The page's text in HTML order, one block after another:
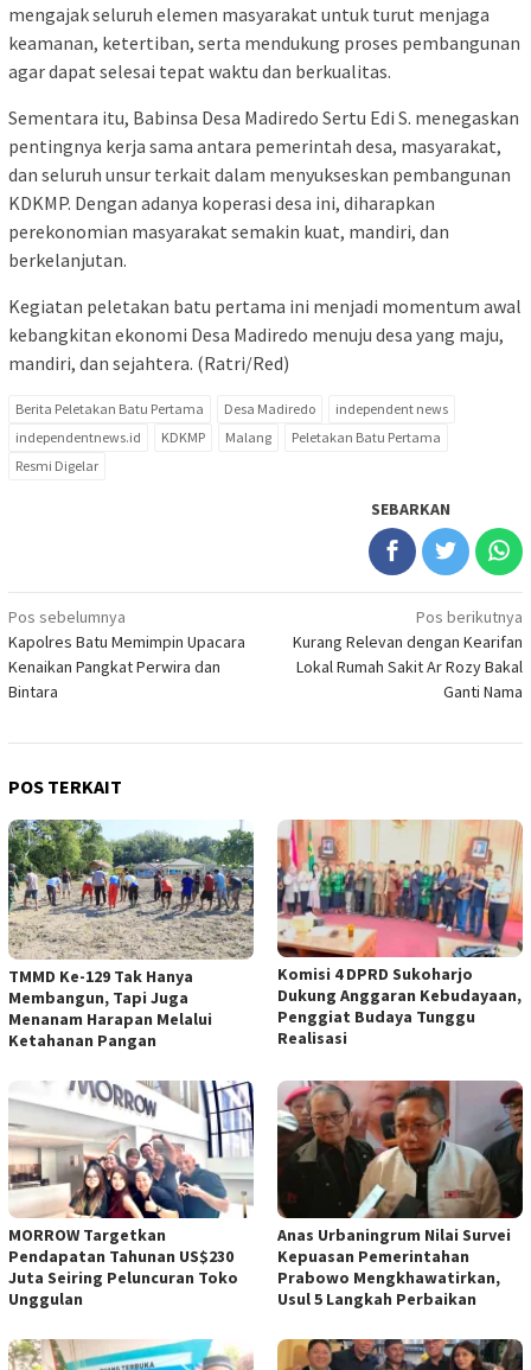
mengajak seluruh elemen masyarakat untuk turut menjaga
keamanan, ketertiban, serta mendukung proses pembangunan
agar dapat selesai tepat waktu dan berkualitas.
Sementara itu, Babinsa Desa Madiredo Sertu Edi S. menegaskan
pentingnya kerja sama antara pemerintah desa, masyarakat,
dan seluruh unsur terkait dalam menyukseskan pembangunan
KDKMP. Dengan adanya koperasi desa ini, diharapkan
perekonomian masyarakat semakin kuat, mandiri, dan
berkelanjutan.
Kegiatan peletakan batu pertama ini menjadi momentum awal
kebangkitan ekonomi Desa Madiredo menuju desa yang maju,
mandiri, dan sejahtera. (Ratri/Red)
Berita Peletakan Batu Pertama Desa Madiredo
independent news
independentnews.id
KDKMP Malang
Peletakan Batu Pertama
Resmi Digelar
SEBARKAN
Navigasi
pos
Pos sebelumnya
Kapolres Batu Memimpin Upacara
Kenaikan Pangkat Perwira dan
Bintara
Pos berikutnya
Kurang Relevan dengan Kearifan
Lokal Rumah Sakit Ar Rozy Bakal
Ganti Nama
POS TERKAIT
TMMD Ke-129 Tak Hanya
Membangun, Tapi Juga
Menanam Harapan Melalui
Ketahanan Pangan
Komisi 4 DPRD Sukoharjo
Dukung Anggaran Kebudayaan,
Penggiat Budaya Tunggu
Realisasi
MORROW Targetkan
Pendapatan Tahunan US$230
Juta Seiring Peluncuran Toko
Unggulan
Anas Urbaningrum Nilai Survei
Kepuasan Pemerintahan
Prabowo Mengkhawatirkan,
Usul 5 Langkah Perbaikan